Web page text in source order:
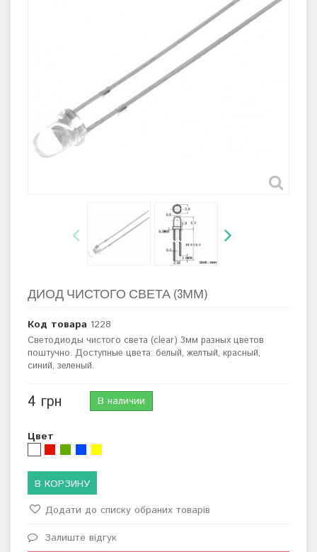
ДИОД ЧИСТОГО СВЕТА (3ММ)
Код товара 1228
Светодиоды чистого света (clear) 3мм разных цветов
поштучно. Доступные цвета: белый, желтый, красный,
синий, зеленый.
4 грн В наличии
Цвет
В КОРЗИНУ
Додати до списку обраних товарів
Залиште відгук